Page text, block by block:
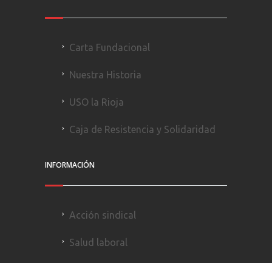
Carta Fundacional
Nuestra Historia
USO la Rioja
Caja de Resistencia y Solidaridad
INFORMACIÓN
Acción sindical
Salud laboral